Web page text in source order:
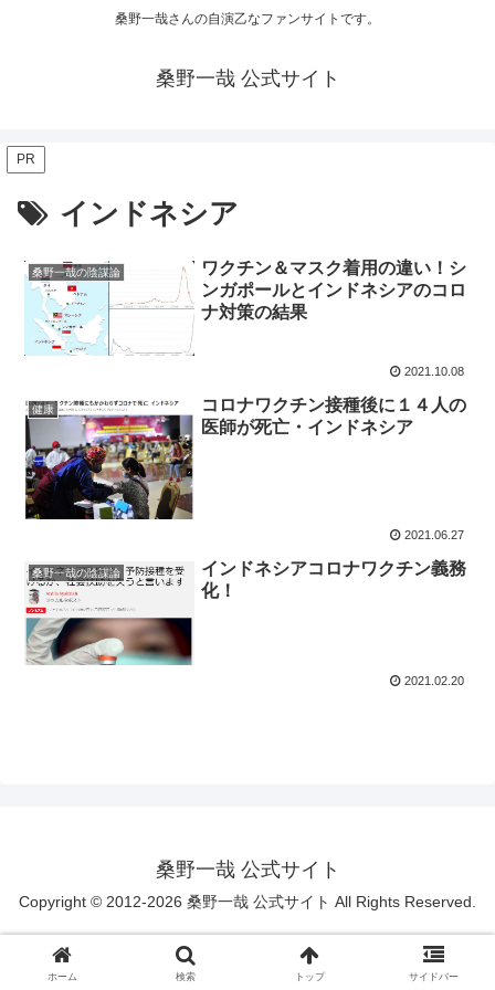
桑野一哉さんの自演乙なファンサイトです。
桑野一哉 公式サイト
PR
インドネシア
桑野一哉の陰謀論
ワクチン＆マスク着用の違い！シ
ンガポールとインドネシアのコロ
ナ対策の結果
2021.10.08
健康
コロナワクチン接種後に１４人の
医師が死亡・インドネシア
2021.06.27
桑野一哉の陰謀論
インドネシアコロナワクチン義務
化！
2021.02.20
桑野一哉 公式サイト
Copyright © 2012-2026 桑野一哉 公式サイト All Rights Reserved.
ホーム 検索 トップ サイドバー